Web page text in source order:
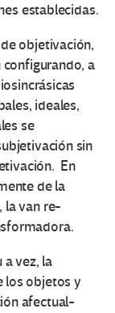
establecidas.
objetivación,
configurando, a
ideales,
se
sin
En
de la
la van re-
a vez, la
los objetos y
afectual-